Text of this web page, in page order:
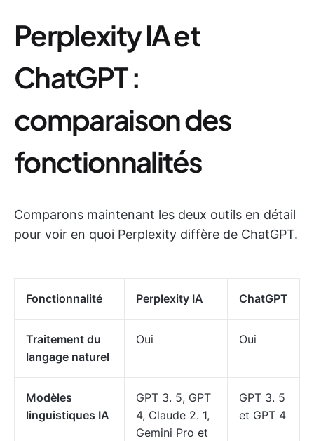
Perplexity IA et
ChatGPT :
comparaison des
fonctionnalités
Comparons maintenant les deux outils en détail
pour voir en quoi Perplexity diffère de ChatGPT.
Fonctionnalité Perplexity IA ChatGPT
Traitement du
langage naturel
Oui Oui
Modèles
linguistiques IA
GPT 3. 5, GPT
4, Claude 2. 1,
Gemini Pro et
GPT 3. 5
et GPT 4